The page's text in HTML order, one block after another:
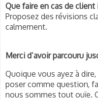
Que faire en cas de client
Proposez des révisions
calmement.
Merci d’avoir parcouru
Quoique vous ayez à
poser comme question,
nous sommes tout ouïe.